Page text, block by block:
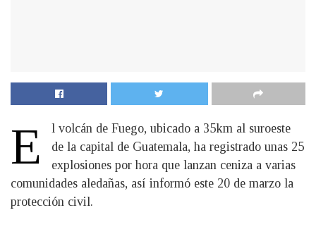
E
l volcán de Fuego, ubicado a 35km al suroeste
de la capital de Guatemala, ha registrado unas 25
explosiones por hora que lanzan ceniza a varias
comunidades aledañas, así informó este 20 de marzo la
protección civil.